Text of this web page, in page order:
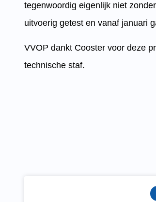
tegenwoordig eigenlijk niet
uitvoerig getest en vanaf januari
VVOP dankt Cooster voor deze
technische staf.